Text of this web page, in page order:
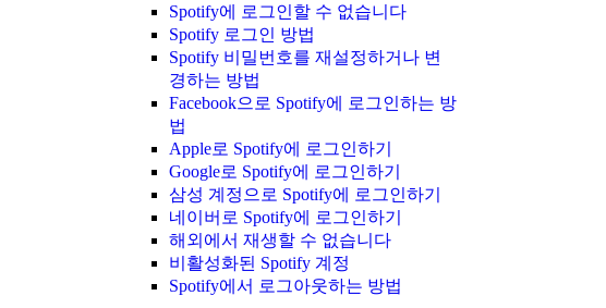
Spotify에 로그인할 수 없습니다
Spotify 로그인 방법
Spotify 비밀번호를 재설정하거나 변
경하는 방법
Facebook으로 Spotify에 로그인하는 방
법
Apple로 Spotify에 로그인하기
Google로 Spotify에 로그인하기
삼성 계정으로 Spotify에 로그인하기
네이버로 Spotify에 로그인하기
해외에서 재생할 수 없습니다
비활성화된 Spotify 계정
Spotify에서 로그아웃하는 방법